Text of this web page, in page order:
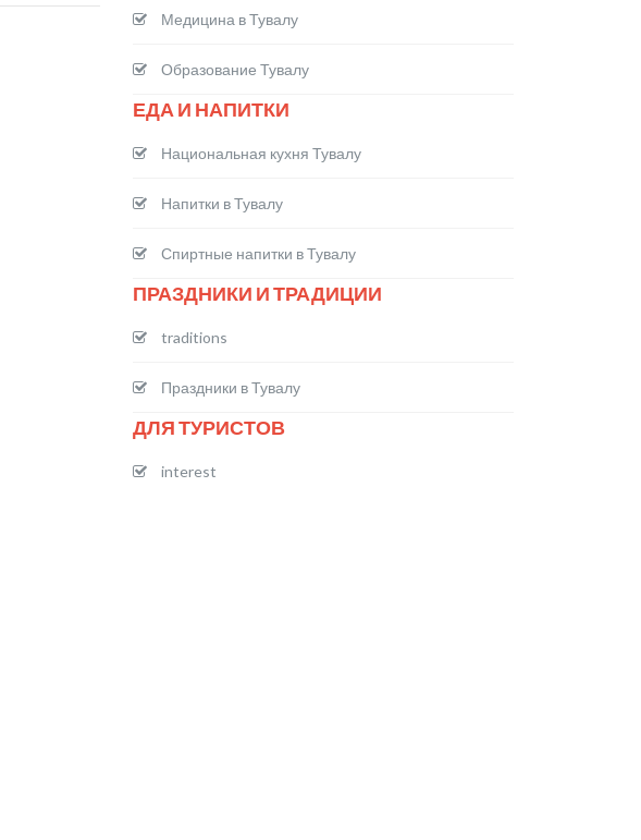
Медицина в Тувалу
Образование Тувалу
ЕДА И НАПИТКИ
Национальная кухня Тувалу
Напитки в Тувалу
Спиртные напитки в Тувалу
ПРАЗДНИКИ И ТРАДИЦИИ
traditions
Праздники в Тувалу
ДЛЯ ТУРИСТОВ
interest